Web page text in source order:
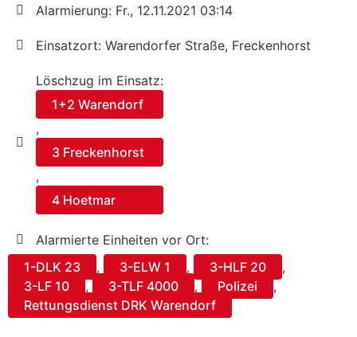
Alarmierung: Fr., 12.11.2021 03:14
Einsatzort: Warendorfer Straße, Freckenhorst
Löschzug im Einsatz:
1+2 Warendorf
,
3 Freckenhorst
,
4 Hoetmar
Alarmierte Einheiten vor Ort:
1-DLK 23
, 3-ELW 1 , 3-HLF 20
,
3-LF 10
, 3-TLF 4000 , Polizei
,
Rettungsdienst DRK Warendorf